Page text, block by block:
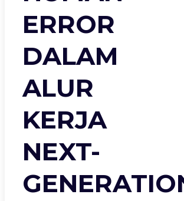
ERROR
DALAM
ALUR
KERJA
NEXT-